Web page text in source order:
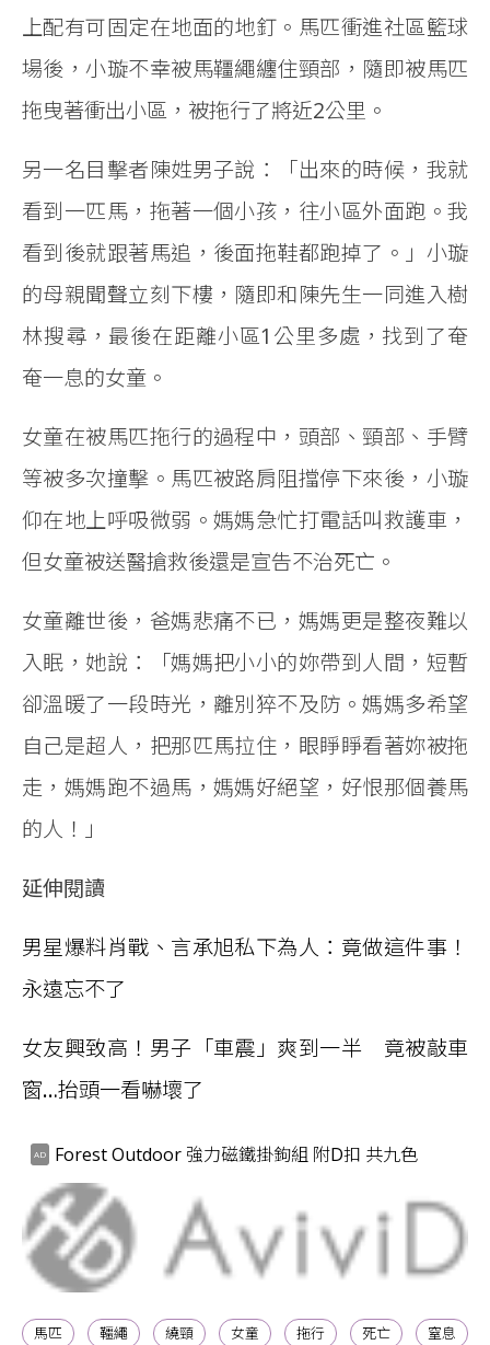
上配有可固定在地面的地釘。馬匹衝進社區籃球
場後，小璇不幸被馬韁繩纏住頸部，隨即被馬匹
拖曳著衝出小區，被拖行了將近2公里。
另一名目擊者陳姓男子說：「出來的時候，我就
看到一匹馬，拖著一個小孩，往小區外面跑。我
看到後就跟著馬追，後面拖鞋都跑掉了。」小璇
的母親聞聲立刻下樓，隨即和陳先生一同進入樹
林搜尋，最後在距離小區1公里多處，找到了奄
奄一息的女童。
女童在被馬匹拖行的過程中，頭部、頸部、手臂
等被多次撞擊。馬匹被路肩阻擋停下來後，小璇
仰在地上呼吸微弱。媽媽急忙打電話叫救護車，
但女童被送醫搶救後還是宣告不治死亡。
女童離世後，爸媽悲痛不已，媽媽更是整夜難以
入眠，她說：「媽媽把小小的妳帶到人間，短暫
卻溫暖了一段時光，離別猝不及防。媽媽多希望
自己是超人，把那匹馬拉住，眼睜睜看著妳被拖
走，媽媽跑不過馬，媽媽好絕望，好恨那個養馬
的人！」
延伸閱讀
男星爆料肖戰、言承旭私下為人：竟做這件事！
永遠忘不了
女友興致高！男子「車震」爽到一半 竟被敲車
窗…抬頭一看嚇壞了
Forest Outdoor 強力磁鐵掛鉤組 附D扣 共九色
馬匹 韁繩 繞頸 女童 拖行 死亡
窒息